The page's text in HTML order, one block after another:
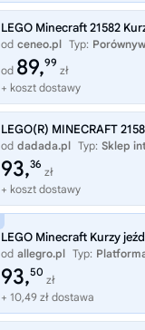
LEGO Minecraft 21582
od ceneo.pl Typ:
od 89,99
zł
+ koszt dostawy
LEGO(R) MINECRAFT
od dadada.pl Typ: Sklep
93,36
zł
+ koszt dostawy
LEGO Minecraft Kurzy
od allegro.pl Typ:
93,50
zł
+ 10,49 zł dostawa